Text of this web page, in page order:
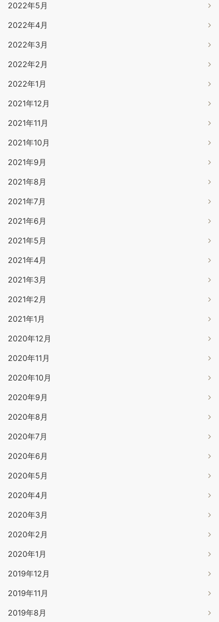
2022年5月
2022年4月
2022年3月
2022年2月
2022年1月
2021年12月
2021年11月
2021年10月
2021年9月
2021年8月
2021年7月
2021年6月
2021年5月
2021年4月
2021年3月
2021年2月
2021年1月
2020年12月
2020年11月
2020年10月
2020年9月
2020年8月
2020年7月
2020年6月
2020年5月
2020年4月
2020年3月
2020年2月
2020年1月
2019年12月
2019年11月
2019年8月